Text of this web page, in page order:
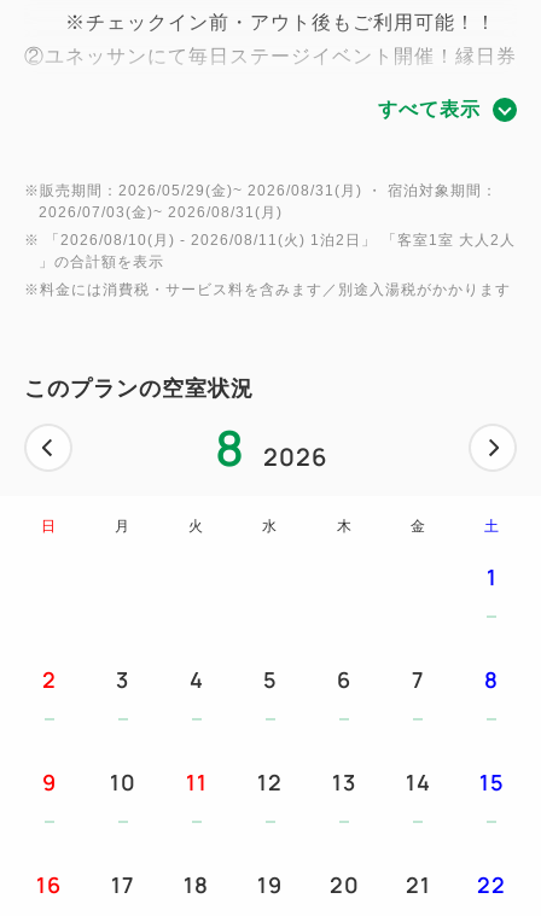
※チェックイン前・アウト後もご利用可能！！
②ユネッサンにて毎日ステージイベント開催！縁日券
③箱根ホテル小涌園の屋外プールも入りたい放題
④ホテルスタッフとのじゃんけんイベントで宝物がも
⑤夏は沖縄フェア！！レストランでは沖縄メニューを
堪能！
■食事■夕朝食共にレストランにてビュッフェスタイ
ル
ご夕食/前半17:00～17:30スタート（当方おまかせ）
ご朝食/ 7：00～9：30
◇ご朝食◇
すべて表示
※販売期間：2026/05/29(金)~ 2026/08/31(月) ・ 宿泊対象期間：
2026/07/03(金)~ 2026/08/31(月)
※ 「 2026/08/10(月) - 2026/08/11(火) 1泊2日 」 「客室1室 大人2人
」の合計額を表示
※料金には消費税・サービス料を含みます／別途入湯税がかかります
このプランの空室状況
8 2026
日 月 火 水 木 金 土
1
2 3 4 5 6 7 8
9 10 11 12 13 14 15
16 17 18 19 20 21 22